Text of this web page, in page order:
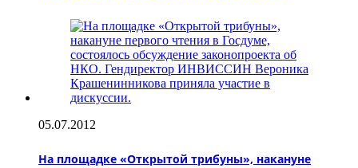
05.07.2012
На площадке «Открытой трибуны», накануне